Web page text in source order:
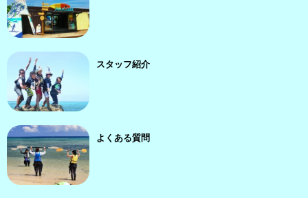
スタッフ紹介
よくある質問